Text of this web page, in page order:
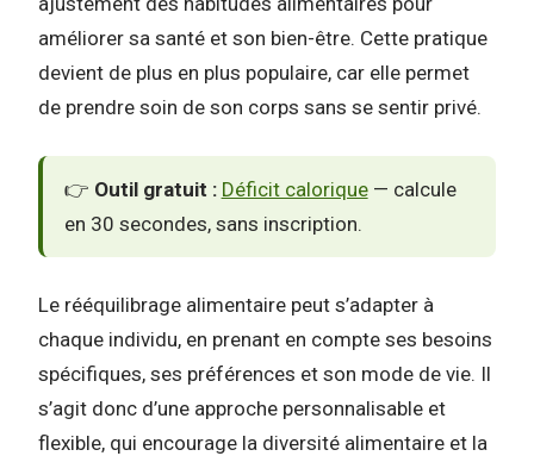
améliorer sa santé et son bien-être. Cette pratique
devient de plus en plus populaire, car elle permet
de prendre soin de son corps sans se sentir privé.
👉 Outil gratuit : Déficit calorique— calcule
en 30 secondes, sans inscription.
Le rééquilibrage alimentaire peut s’adapter à
chaque individu, en prenant en compte ses besoins
spécifiques, ses préférences et son mode de vie. Il
s’agit donc d’une approche personnalisable et
flexible, qui encourage la diversité alimentaire et la